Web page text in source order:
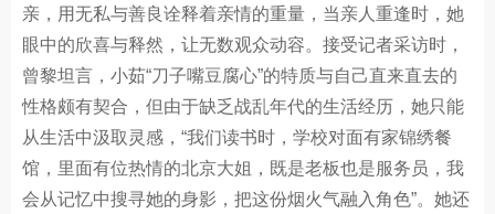
亲，用无私与善良诠释着亲情的重量，当亲人重逢时，她
眼中的欣喜与释然，让无数观众动容。接受记者采访时，
曾黎坦言，小茹“刀子嘴豆腐心”的特质与自己直来直去的
性格颇有契合，但由于缺乏战乱年代的生活经历，她只能
从生活中汲取灵感，“我们读书时，学校对面有家锦绣餐
馆，里面有位热情的北京大姐，既是老板也是服务员，我
会从记忆中搜寻她的身影，把这份烟火气融入角色”。她还